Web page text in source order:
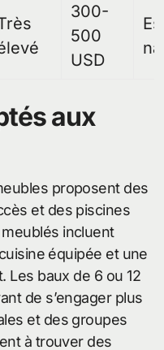
300-
500
USD
aux
proposent des
et des piscines
incluent
équipée et une
Les baux de 6 ou 12
de s’engager plus
et des groupes
à trouver des